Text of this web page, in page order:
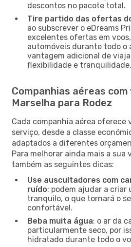
descontos no pacote total.
Tire partido das ofertas
ao subscrever o eDreams
excelentes ofertas em
automóveis durante todo o
vantagem adicional de
flexibilidade e tranquilidade.
Companhias aéreas com
Marselha para Rodez
Cada companhia aérea oferece
serviço, desde a classe
adaptados a diferentes
Para melhorar ainda mais a sua
também as seguintes dicas:
Use auscultadores com
ruído: podem ajudar a criar
tranquilo, o que tornará o
confortável.
Beba muita água: o ar da
particularmente seco, por
hidratado durante todo o